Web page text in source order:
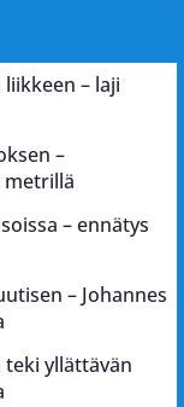
– laji
–
metrillä
– ennätys
– Johannes
teki yllättävän